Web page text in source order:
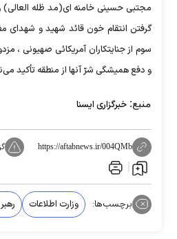
مجتبی حسینی خامنه ای(مد ظله
گرفتن انتقام خون قائد شهید و شهدای
سوم از جنایتکاران آمریکائی صهیونی ،
و دفع همیشگی شرّ آنها از منطقه تأکید
منبع: خبرگزاری ایسنا
https://aftabnews.ir/004QMb
برچسب‌ها: وزارت اطلاعات